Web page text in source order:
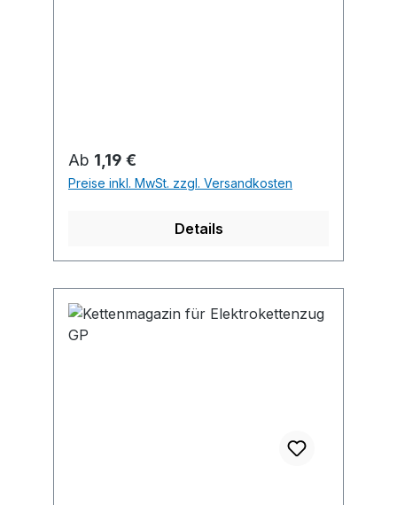
Regulärer Preis:
Ab 1,19 €
Preise inkl. MwSt. zzgl. Versandkosten
Details